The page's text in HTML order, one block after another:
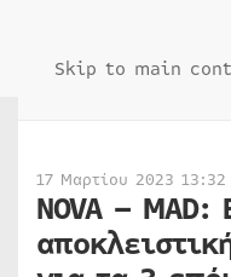
Skip to main
17 Μαρτίου 2023 13:32
NOVA– MAD: